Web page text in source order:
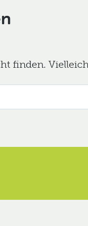
finden.